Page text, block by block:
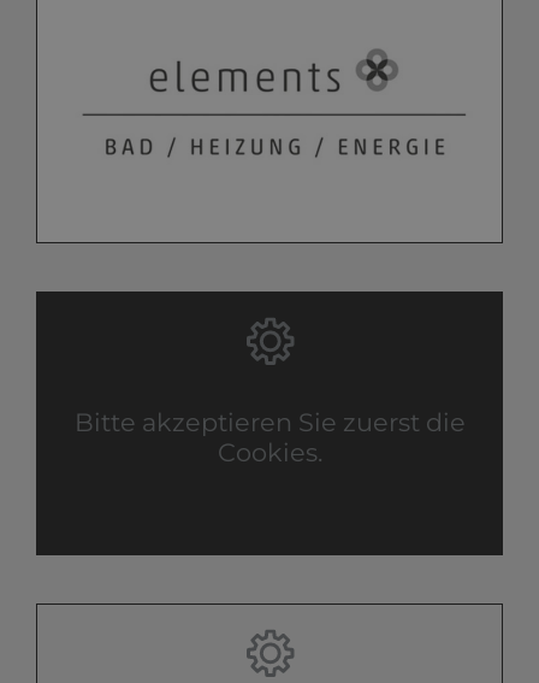
Bitte akzeptieren Sie zuerst die
Cookies.